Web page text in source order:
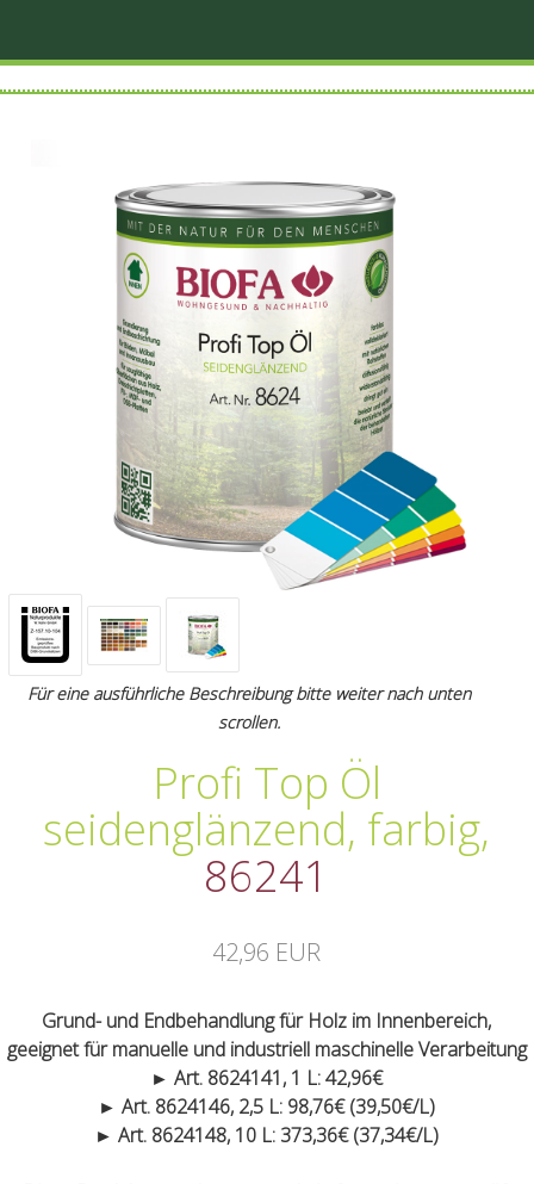
Für eine ausführliche Beschreibung bitte weiter nach unten
scrollen.
Profi Top Öl
seidenglänzend, farbig,
86241
42,96 EUR
Grund- und Endbehandlung für Holz im Innenbereich,
geeignet für manuelle und industriell maschinelle Verarbeitung
► Art. 8624141, 1 L: 42,96€
► Art. 8624146, 2,5 L: 98,76€ (39,50€/L)
► Art. 8624148, 10 L: 373,36€ (37,34€/L)